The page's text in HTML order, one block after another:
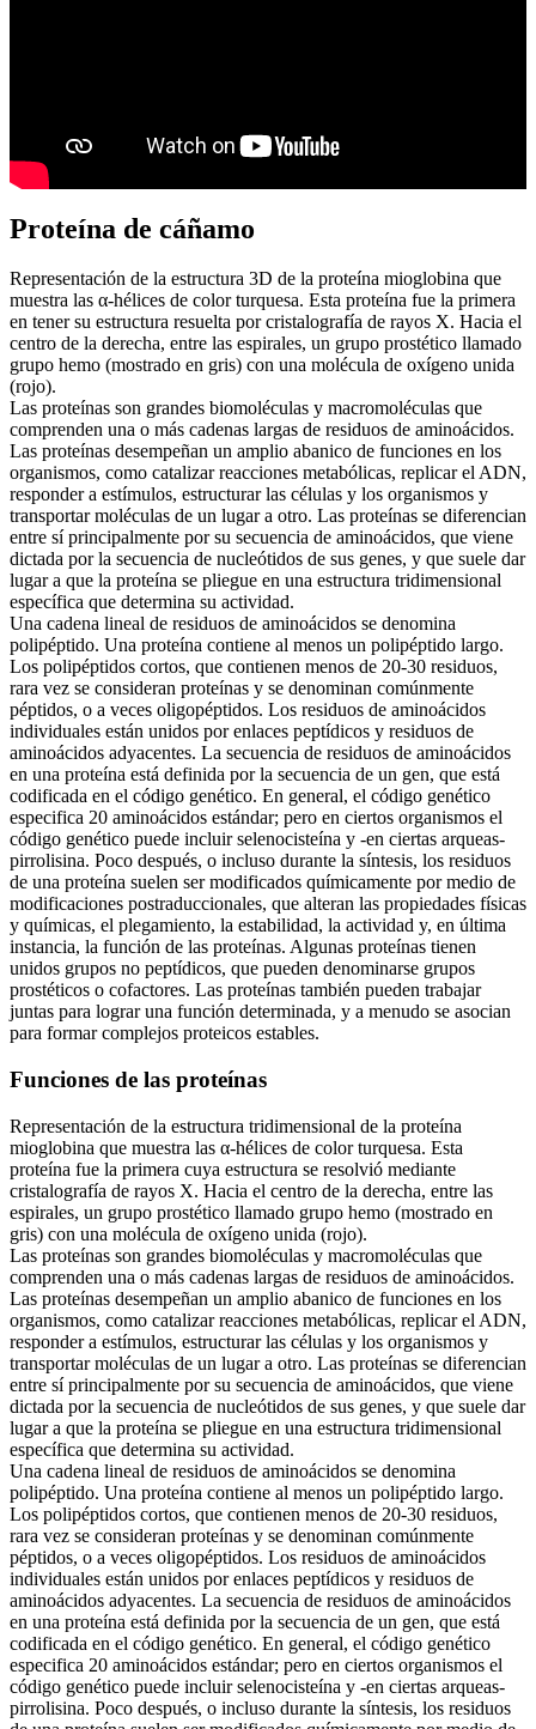
Proteína de cáñamo
Representación de la estructura 3D de la proteína mioglobina que
muestra las α-hélices de color turquesa. Esta proteína fue la primera
en tener su estructura resuelta por cristalografía de rayos X. Hacia el
centro de la derecha, entre las espirales, un grupo prostético llamado
grupo hemo (mostrado en gris) con una molécula de oxígeno unida
(rojo).
Las proteínas son grandes biomoléculas y macromoléculas que
comprenden una o más cadenas largas de residuos de aminoácidos.
Las proteínas desempeñan un amplio abanico de funciones en los
organismos, como catalizar reacciones metabólicas, replicar el ADN,
responder a estímulos, estructurar las células y los organismos y
transportar moléculas de un lugar a otro. Las proteínas se diferencian
entre sí principalmente por su secuencia de aminoácidos, que viene
dictada por la secuencia de nucleótidos de sus genes, y que suele dar
lugar a que la proteína se pliegue en una estructura tridimensional
específica que determina su actividad.
Una cadena lineal de residuos de aminoácidos se denomina
polipéptido. Una proteína contiene al menos un polipéptido largo.
Los polipéptidos cortos, que contienen menos de 20-30 residuos,
rara vez se consideran proteínas y se denominan comúnmente
péptidos, o a veces oligopéptidos. Los residuos de aminoácidos
individuales están unidos por enlaces peptídicos y residuos de
aminoácidos adyacentes. La secuencia de residuos de aminoácidos
en una proteína está definida por la secuencia de un gen, que está
codificada en el código genético. En general, el código genético
especifica 20 aminoácidos estándar; pero en ciertos organismos el
código genético puede incluir selenocisteína y -en ciertas arqueas-
pirrolisina. Poco después, o incluso durante la síntesis, los residuos
de una proteína suelen ser modificados químicamente por medio de
modificaciones postraduccionales, que alteran las propiedades físicas
y químicas, el plegamiento, la estabilidad, la actividad y, en última
instancia, la función de las proteínas. Algunas proteínas tienen
unidos grupos no peptídicos, que pueden denominarse grupos
prostéticos o cofactores. Las proteínas también pueden trabajar
juntas para lograr una función determinada, y a menudo se asocian
para formar complejos proteicos estables.
Funciones de las proteínas
Representación de la estructura tridimensional de la proteína
mioglobina que muestra las α-hélices de color turquesa. Esta
proteína fue la primera cuya estructura se resolvió mediante
cristalografía de rayos X. Hacia el centro de la derecha, entre las
espirales, un grupo prostético llamado grupo hemo (mostrado en
gris) con una molécula de oxígeno unida (rojo).
Las proteínas son grandes biomoléculas y macromoléculas que
comprenden una o más cadenas largas de residuos de aminoácidos.
Las proteínas desempeñan un amplio abanico de funciones en los
organismos, como catalizar reacciones metabólicas, replicar el ADN,
responder a estímulos, estructurar las células y los organismos y
transportar moléculas de un lugar a otro. Las proteínas se diferencian
entre sí principalmente por su secuencia de aminoácidos, que viene
dictada por la secuencia de nucleótidos de sus genes, y que suele dar
lugar a que la proteína se pliegue en una estructura tridimensional
específica que determina su actividad.
Una cadena lineal de residuos de aminoácidos se denomina
polipéptido. Una proteína contiene al menos un polipéptido largo.
Los polipéptidos cortos, que contienen menos de 20-30 residuos,
rara vez se consideran proteínas y se denominan comúnmente
péptidos, o a veces oligopéptidos. Los residuos de aminoácidos
individuales están unidos por enlaces peptídicos y residuos de
aminoácidos adyacentes. La secuencia de residuos de aminoácidos
en una proteína está definida por la secuencia de un gen, que está
codificada en el código genético. En general, el código genético
especifica 20 aminoácidos estándar; pero en ciertos organismos el
código genético puede incluir selenocisteína y -en ciertas arqueas-
pirrolisina. Poco después, o incluso durante la síntesis, los residuos